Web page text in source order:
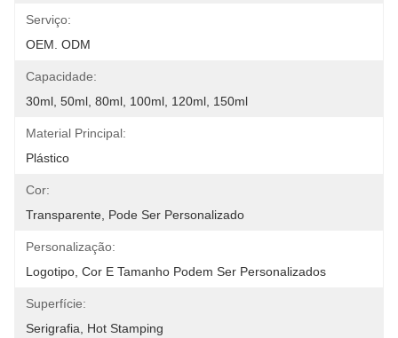
Serviço:
OEM. ODM
Capacidade:
30ml, 50ml, 80ml, 100ml, 120ml, 150ml
Material Principal:
Plástico
Cor:
Transparente, Pode Ser Personalizado
Personalização:
Logotipo, Cor E Tamanho Podem Ser Personalizados
Superfície:
Serigrafia, Hot Stamping